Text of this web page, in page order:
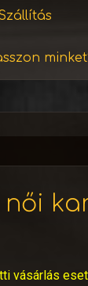
vásárlás